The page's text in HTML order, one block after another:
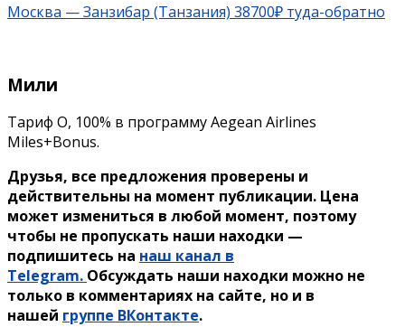
Москва — Занзибар (Танзания) 38700₽ туда-обратно
Мили
Тариф O, 100% в программу Aegean Airlines
Miles+Bonus.
Друзья, все предложения проверены и
действительны на момент публикации. Цена
может измениться в любой момент, поэтому
чтобы не пропускать наши находки —
подпишитесь на наш канал в
Telegram. Обсуждать наши находки можно не
только в комментариях на сайте, но и в
нашей группе ВКонтакте.